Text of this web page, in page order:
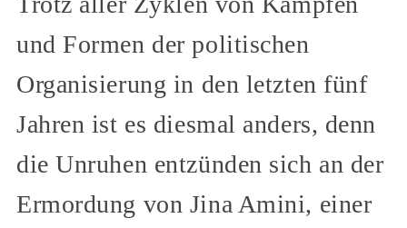
und Formen der politischen
Organisierung in den letzten fünf
Jahren ist es diesmal anders, denn
die Unruhen entzünden sich an der
Ermordung von Jina Amini, einer